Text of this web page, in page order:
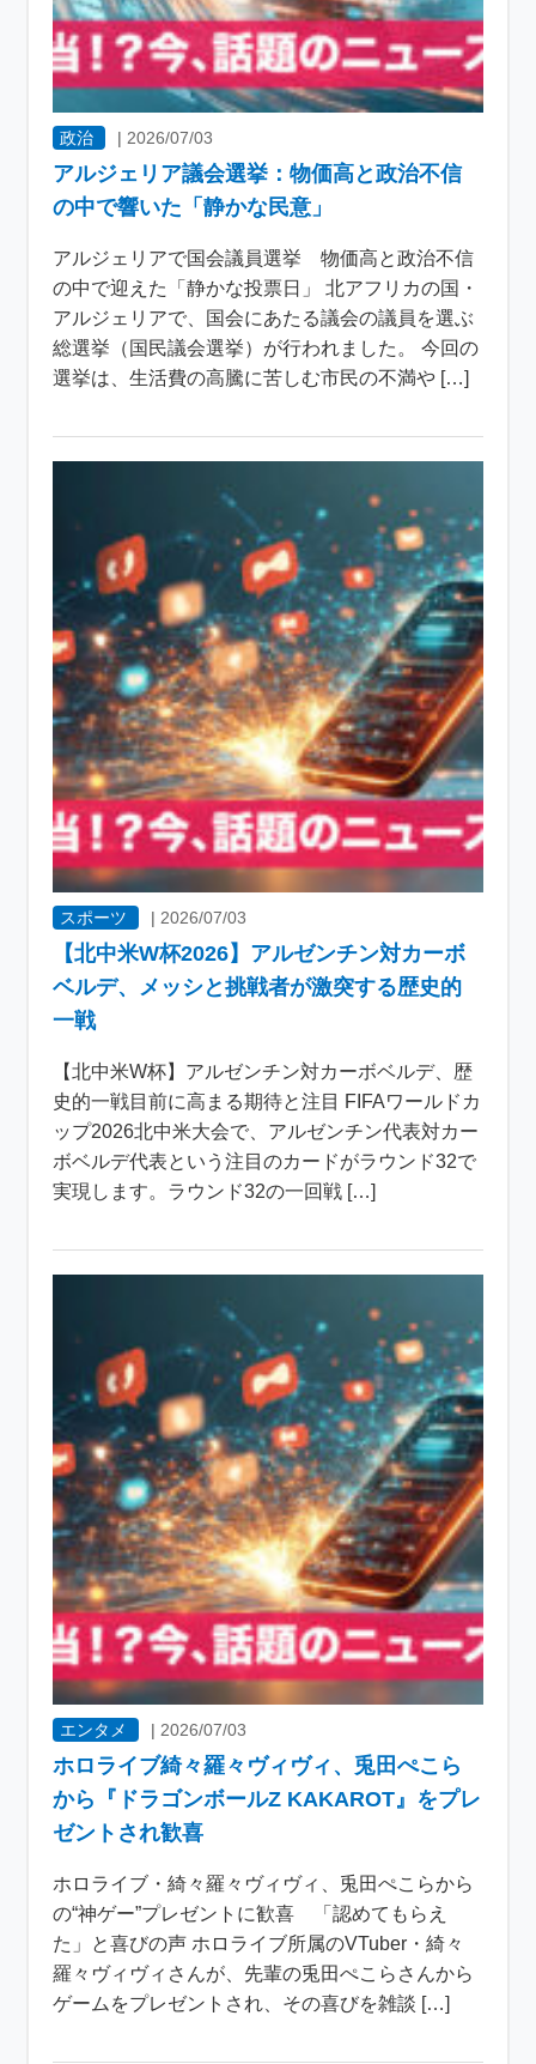
政治 |2026/07/03
アルジェリア議会選挙：物価高と政治不信
の中で響いた「静かな民意」
アルジェリアで国会議員選挙 物価高と政治不信
の中で迎えた「静かな投票日」 北アフリカの国・
アルジェリアで、国会にあたる議会の議員を選ぶ
総選挙（国民議会選挙）が行われました。 今回の
選挙は、生活費の高騰に苦しむ市民の不満や […]
スポーツ | 2026/07/03
【北中米W杯2026】アルゼンチン対カーボ
ベルデ、メッシと挑戦者が激突する歴史的
一戦
【北中米W杯】アルゼンチン対カーボベルデ、歴
史的一戦目前に高まる期待と注目 FIFAワールドカ
ップ2026北中米大会で、アルゼンチン代表対カー
ボベルデ代表という注目のカードがラウンド32で
実現します。ラウンド32の一回戦 […]
エンタメ | 2026/07/03
ホロライブ綺々羅々ヴィヴィ、兎田ぺこら
から『ドラゴンボールZ KAKAROT』をプレ
ゼントされ歓喜
ホロライブ・綺々羅々ヴィヴィ、兎田ぺこらから
の“神ゲー”プレゼントに歓喜 「認めてもらえ
た」と喜びの声 ホロライブ所属のVTuber・綺々
羅々ヴィヴィさんが、先輩の兎田ぺこらさんから
ゲームをプレゼントされ、その喜びを雑談 […]